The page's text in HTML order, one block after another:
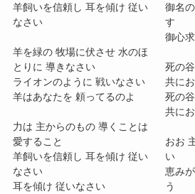
羊飼いを信頼し 耳を傾け 従い
なさい
羊を緑の 牧場に伏させ 水のほ
とりに 導きなさい
ライオンのように 戦いなさい
羊はあなたを 頼ってるのよ
力は 主からのもの 導くことは
愛すること
羊飼いを信頼し 耳を傾け 従い
なさい
耳を傾け 従いなさい
御名
す
御心
死の
共に
死の
共に
おお
い
恵み
う